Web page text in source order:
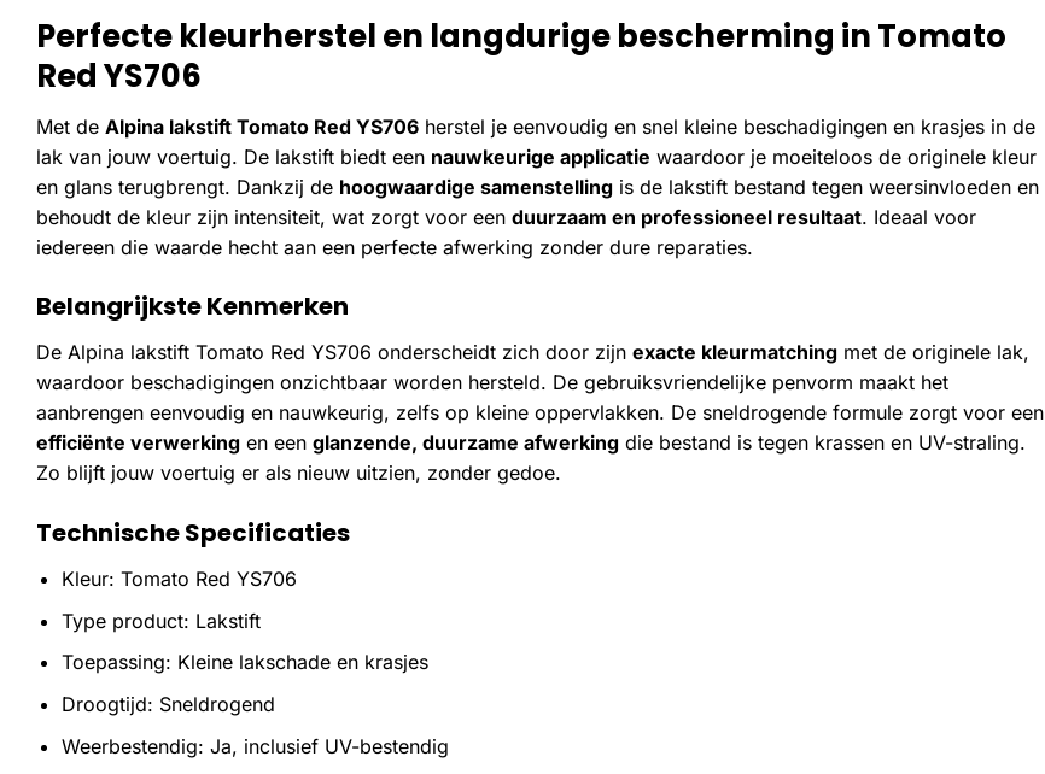
Perfecte kleurherstel en langdurige bescherming in Tomato
Red YS706
Met de Alpina lakstift Tomato Red YS706 herstel je eenvoudig en snel kleine beschadigingen en krasjes in de
lak van jouw voertuig. De lakstift biedt een nauwkeurige applicatie waardoor je moeiteloos de originele kleur
en glans terugbrengt. Dankzij de hoogwaardige samenstelling is de lakstift bestand tegen weersinvloeden en
behoudt de kleur zijn intensiteit, wat zorgt voor een duurzaam en professioneel resultaat. Ideaal voor
iedereen die waarde hecht aan een perfecte afwerking zonder dure reparaties.
Belangrijkste Kenmerken
De Alpina lakstift Tomato Red YS706 onderscheidt zich door zijn exacte kleurmatching met de originele lak,
waardoor beschadigingen onzichtbaar worden hersteld. De gebruiksvriendelijke penvorm maakt het
aanbrengen eenvoudig en nauwkeurig, zelfs op kleine oppervlakken. De sneldrogende formule zorgt voor een
efficiënte verwerking en een glanzende, duurzame afwerking die bestand is tegen krassen en UV-straling.
Zo blijft jouw voertuig er als nieuw uitzien, zonder gedoe.
Technische Specificaties
Kleur: Tomato Red YS706
Type product: Lakstift
Toepassing: Kleine lakschade en krasjes
Droogtijd: Sneldrogend
Weerbestendig: Ja, inclusief UV-bestendig